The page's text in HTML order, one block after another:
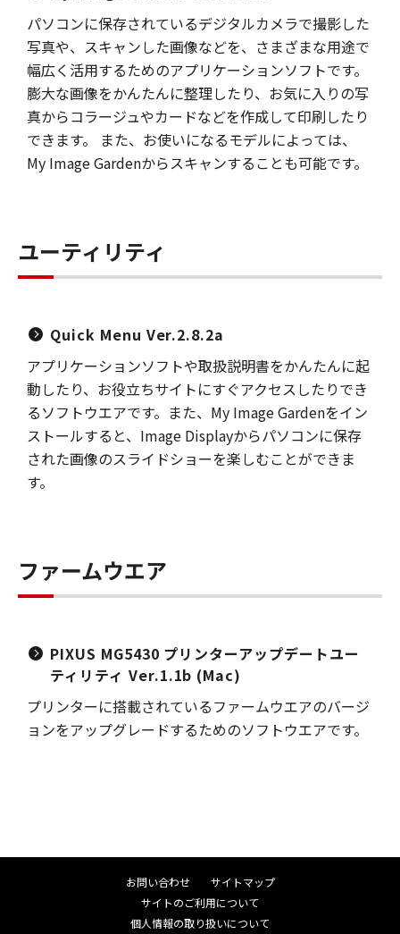
パソコンに保存されているデジタルカメラで撮影した
写真や、スキャンした画像などを、さまざまな用途で
幅広く活用するためのアプリケーションソフトです。
膨大な画像をかんたんに整理したり、お気に入りの写
真からコラージュやカードなどを作成して印刷したり
できます。 また、お使いになるモデルによっては、
My Image Gardenからスキャンすることも可能です。
ユーティリティ
Quick Menu Ver.2.8.2a
アプリケーションソフトや取扱説明書をかんたんに起
動したり、お役立ちサイトにすぐアクセスしたりでき
るソフトウエアです。また、My Image Gardenをイン
ストールすると、Image Displayからパソコンに保存
された画像のスライドショーを楽しむことができま
す。
ファームウエア
PIXUS MG5430 プリンターアップデートユー
ティリティ Ver.1.1b (Mac)
プリンターに搭載されているファームウエアのバージ
ョンをアップグレードするためのソフトウエアです。
お問い合わせ
サイトマップ
サイトのご利用について
個人情報の取り扱いについて